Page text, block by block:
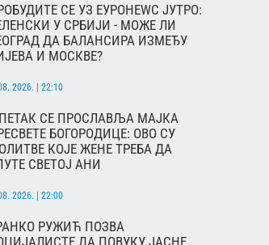
СЕ УЗ ЕУРОНЕWС ЈУТРО:
У СРБИЈИ - МОЖЕ ЛИ
ДА БАЛАНСИРА ИЗМЕЂУ
И МОСКВЕ?
2026. | 22:10
СЕ ПРОСЛАВЉА МАЈКА
БОГОРОДИЦЕ: ОВО СУ
КОЈЕ ЖЕНЕ ТРЕБА ДА
СВЕТОЈ АНИ
2026. | 22:00
РУЖИЋ ПОЗВА
ДА ПОВУКУ ЈАСНЕ